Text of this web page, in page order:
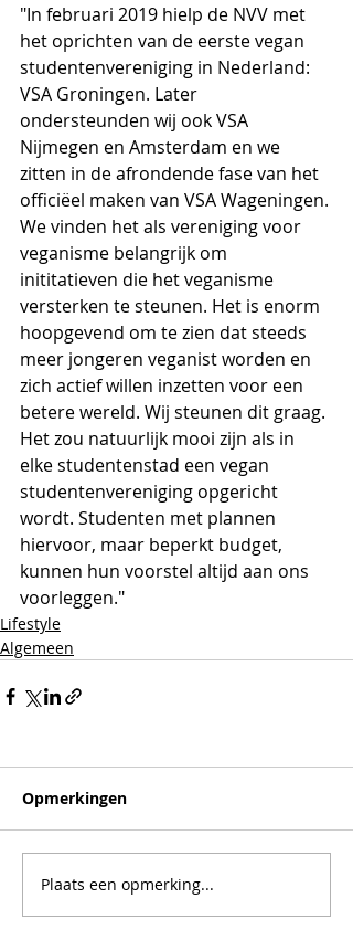
"In februari 2019 hielp de NVV met
het oprichten van de eerste vegan
studentenvereniging in Nederland:
VSA Groningen. Later
ondersteunden wij ook VSA
Nijmegen en Amsterdam en we
zitten in de afrondende fase van het
officiëel maken van VSA Wageningen.
We vinden het als vereniging voor
veganisme belangrijk om
inititatieven die het veganisme
versterken te steunen. Het is enorm
hoopgevend om te zien dat steeds
meer jongeren veganist worden en
zich actief willen inzetten voor een
betere wereld. Wij steunen dit graag.
Het zou natuurlijk mooi zijn als in
elke studentenstad een vegan
studentenvereniging opgericht
wordt. Studenten met plannen
hiervoor, maar beperkt budget,
kunnen hun voorstel altijd aan ons
voorleggen."
Lifestyle
Algemeen
Opmerkingen
Plaats een opmerking...